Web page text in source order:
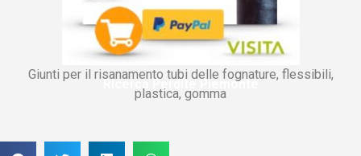
Giunti per il risanamento tubi delle fognature, flessibili,
plastica, gomma
Ricerca Perdite Piemonte